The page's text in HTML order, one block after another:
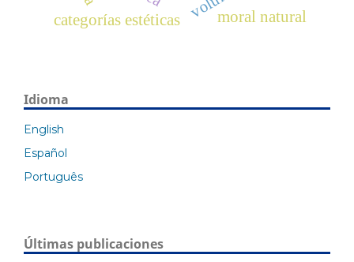
moral natural
categorías estéticas
Idioma
English
Español
Português
Últimas publicaciones